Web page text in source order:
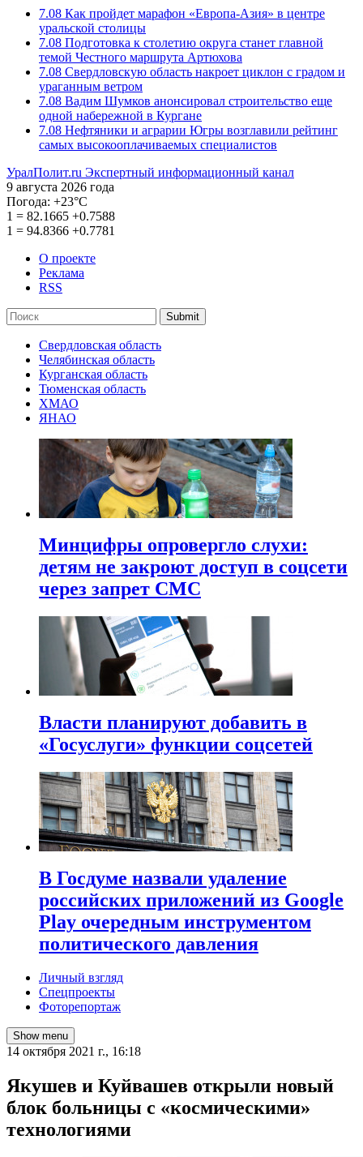
7.08 Как пройдет марафон «Европа-Азия» в центре
уральской столицы
7.08 Подготовка к столетию округа станет главной
темой Честного маршрута Артюхова
7.08 Свердловскую область накроет циклон с градом и
ураганным ветром
7.08 Вадим Шумков анонсировал строительство еще
одной набережной в Кургане
7.08 Нефтяники и аграрии Югры возглавили рейтинг
самых высокооплачиваемых специалистов
УралПолит.ru Экспертный информационный канал
9 августа 2026 года
Погода: +23°С
1 = 82.1665 +0.7588
1 = 94.8366 +0.7781
О проекте
Реклама
RSS
Submit
Свердловская область
Челябинская область
Курганская область
Тюменская область
ХМАО
ЯНАО
Минцифры опровергло слухи:
детям не закроют доступ в соцсети
через запрет СМС
Власти планируют добавить в
«Госуслуги» функции соцсетей
В Госдуме назвали удаление
российских приложений из Google
Play очередным инструментом
политического давления
Личный взгляд
Спецпроекты
Фоторепортаж
Show menu
14 октября 2021 г., 16:18
Якушев и Куйвашев открыли новый
блок больницы с «космическими»
технологиями